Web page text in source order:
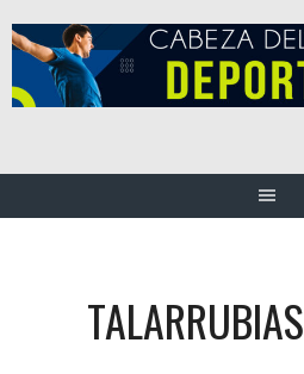
al
contenido
TALARRUBIAS